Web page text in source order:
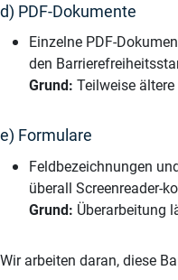
d) PDF-Dokumente
Einzelne PDF-
den
Grund: Teilweise
e) Formulare
Feldbezeichnungen
überall Screenreader-
Grund: Überarbeitung
Wir arbeiten daran, diese